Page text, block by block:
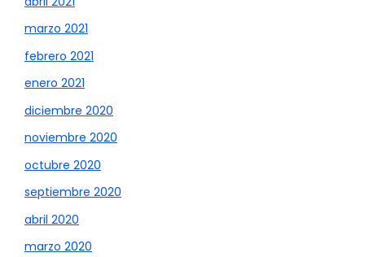
marzo 2021
febrero 2021
enero 2021
diciembre 2020
noviembre 2020
octubre 2020
septiembre 2020
abril 2020
marzo 2020